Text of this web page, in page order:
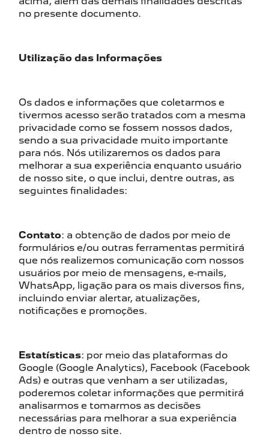
no presente documento.
Utilização das Informações
Os dados e informações que coletarmos e
tivermos acesso serão tratados com a mesma
privacidade como se fossem nossos dados,
sendo a sua privacidade muito importante
para nós. Nós utilizaremos os dados para
melhorar a sua experiência enquanto usuário
de nosso site, o que inclui, dentre outras, as
seguintes finalidades:
Contato: a obtenção de dados por meio de
formulários e/ou outras ferramentas permitirá
que nós realizemos comunicação com nossos
usuários por meio de mensagens, e-mails,
WhatsApp, ligação para os mais diversos fins,
incluindo enviar alertar, atualizações,
notificações e promoções.
Estatísticas: por meio das plataformas do
Google (Google Analytics), Facebook (Facebook
Ads) e outras que venham a ser utilizadas,
poderemos coletar informações que permitirá
analisarmos e tomarmos as decisões
necessárias para melhorar a sua experiência
dentro de nosso site.